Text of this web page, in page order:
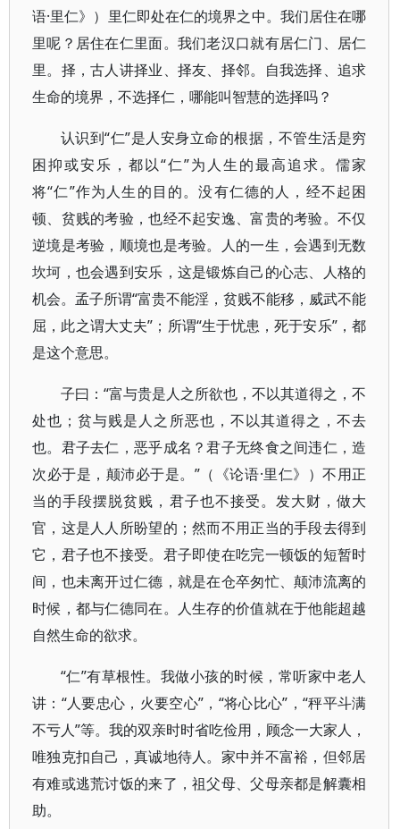
语·里仁》）里仁即处在仁的境界之中。我们居住在哪
里呢？居住在仁里面。我们老汉口就有居仁门、居仁
里。择，古人讲择业、择友、择邻。自我选择、追求
生命的境界，不选择仁，哪能叫智慧的选择吗？
认识到“仁”是人安身立命的根据，不管生活是穷
困抑或安乐，都以“仁”为人生的最高追求。儒家
将“仁”作为人生的目的。没有仁德的人，经不起困
顿、贫贱的考验，也经不起安逸、富贵的考验。不仅
逆境是考验，顺境也是考验。人的一生，会遇到无数
坎坷，也会遇到安乐，这是锻炼自己的心志、人格的
机会。孟子所谓“富贵不能淫，贫贱不能移，威武不能
屈，此之谓大丈夫”；所谓“生于忧患，死于安乐”，都
是这个意思。
子曰：“富与贵是人之所欲也，不以其道得之，不
处也；贫与贱是人之所恶也，不以其道得之，不去
也。君子去仁，恶乎成名？君子无终食之间违仁，造
次必于是，颠沛必于是。”（《论语·里仁》）不用正
当的手段摆脱贫贱，君子也不接受。发大财，做大
官，这是人人所盼望的；然而不用正当的手段去得到
它，君子也不接受。君子即使在吃完一顿饭的短暂时
间，也未离开过仁德，就是在仓卒匆忙、颠沛流离的
时候，都与仁德同在。人生存的价值就在于他能超越
自然生命的欲求。
“仁”有草根性。我做小孩的时候，常听家中老人
讲：“人要忠心，火要空心”，“将心比心”，“秤平斗满
不亏人”等。我的双亲时时省吃俭用，顾念一大家人，
唯独克扣自己，真诚地待人。家中并不富裕，但邻居
有难或逃荒讨饭的来了，祖父母、父母亲都是解囊相
助。